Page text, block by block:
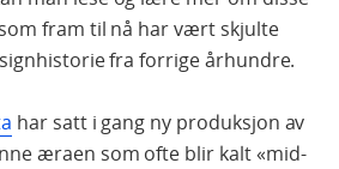
fram til nå har vært skjulte
fra forrige århundre.
har satt i gang ny produksjon av
æraen som ofte blir kalt «mid-